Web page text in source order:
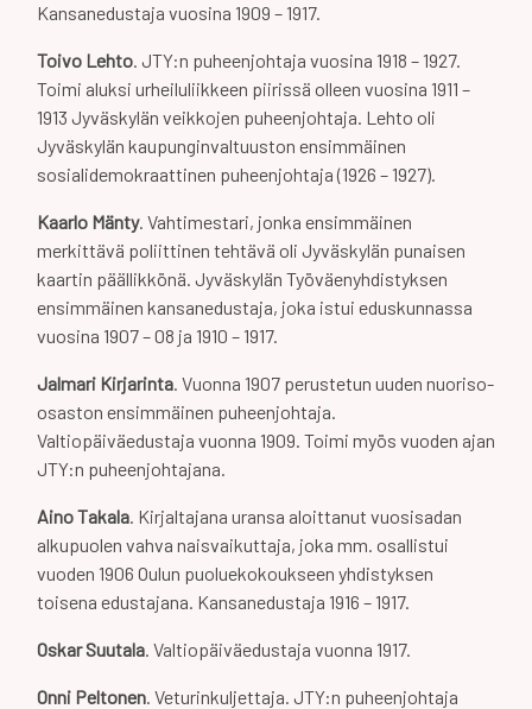
Kansanedustaja vuosina 1909 – 1917.
Toivo Lehto. JTY:n puheenjohtaja vuosina 1918 – 1927.
Toimi aluksi urheiluliikkeen piirissä olleen vuosina 1911 –
1913 Jyväskylän veikkojen puheenjohtaja. Lehto oli
Jyväskylän kaupunginvaltuuston ensimmäinen
sosialidemokraattinen puheenjohtaja (1926 – 1927).
Kaarlo Mänty. Vahtimestari, jonka ensimmäinen
merkittävä poliittinen tehtävä oli Jyväskylän punaisen
kaartin päällikkönä. Jyväskylän Työväenyhdistyksen
ensimmäinen kansanedustaja, joka istui eduskunnassa
vuosina 1907 – 08 ja 1910 – 1917.
Jalmari Kirjarinta. Vuonna 1907 perustetun uuden nuoriso-
osaston ensimmäinen puheenjohtaja.
Valtiopäiväedustaja vuonna 1909. Toimi myös vuoden ajan
JTY:n puheenjohtajana.
Aino Takala. Kirjaltajana uransa aloittanut vuosisadan
alkupuolen vahva naisvaikuttaja, joka mm. osallistui
vuoden 1906 Oulun puoluekokoukseen yhdistyksen
toisena edustajana. Kansanedustaja 1916 – 1917.
Oskar Suutala. Valtiopäiväedustaja vuonna 1917.
Onni Peltonen. Veturinkuljettaja. JTY:n puheenjohtaja